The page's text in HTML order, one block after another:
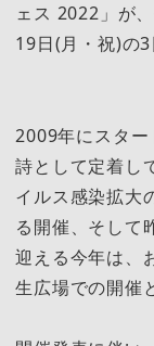
ェス 2022」が
19日(月・祝)の3
2009年にスター
詩として定着し
イルス感染拡大
る開催、そして
迎える今年は、
生広場での開催